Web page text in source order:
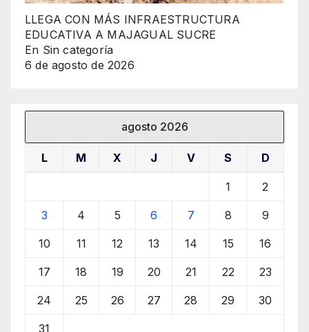
LLEGA CON MÁS INFRAESTRUCTURA
EDUCATIVA A MAJAGUAL SUCRE
En Sin categoría
6 de agosto de 2026
agosto 2026
L M X J V S D
1 2
3 4 5 6 7 8 9
10 11 12 13 14 15 16
17 18 19 20 21 22 23
24 25 26 27 28 29 30
31